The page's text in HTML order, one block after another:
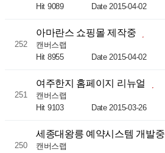
Hit 9089
Date 2015-04-02
252
아마란스 쇼핑몰 제작중
캔버스랩
Hit 8955
Date 2015-04-02
251
여주한지 홈페이지 리뉴얼
캔버스랩
Hit 9103
Date 2015-03-26
250
세종대왕릉 예약시스템 개발중
캔버스랩